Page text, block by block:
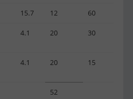
15.7 12 60
4.1 20 30
4.1 20 15
52